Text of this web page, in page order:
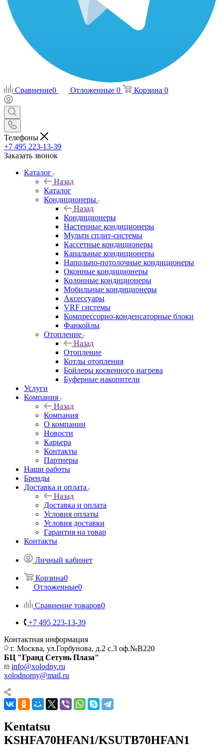
Сравнение0 Отложенные 0 Корзина 0
Телефоны
+7 495 223-13-39
Заказать звонок
Каталог
Назад
Каталог
Кондиционеры
Назад
Кондиционеры
Настенные кондиционеры
Мульти сплит-системы
Кассетные кондиционеры
Канальные кондиционеры
Напольно-потолочные кондиционеры
Оконные кондиционеры
Колонные кондиционеры
Мобильные кондиционеры
Аксессуары
VRF системы
Компрессорно-конденсаторные блоки
Фанкойлы
Отопление
Назад
Отопление
Котлы отопления
Бойлеры косвенного нагрева
Буферные накопители
Услуги
Компания
Назад
Компания
О компании
Новости
Карьера
Контакты
Партнеры
Наши работы
Бренды
Доставка и оплата
Назад
Доставка и оплата
Условия оплаты
Условия доставки
Гарантия на товар
Контакты
Личный кабинет
Корзина0
Отложенные0
Сравнение товаров0
+7 495 223-13-39
Контактная информация
г. Москва, ул.Горбунова, д.2 с.3 оф.№В220
БЦ "Гранд Сетунь Плаза"
info@xolodny.ru
xolodnomy@mail.ru
Kentatsu
KSHFA70HFAN1/KSUTB70HFAN1